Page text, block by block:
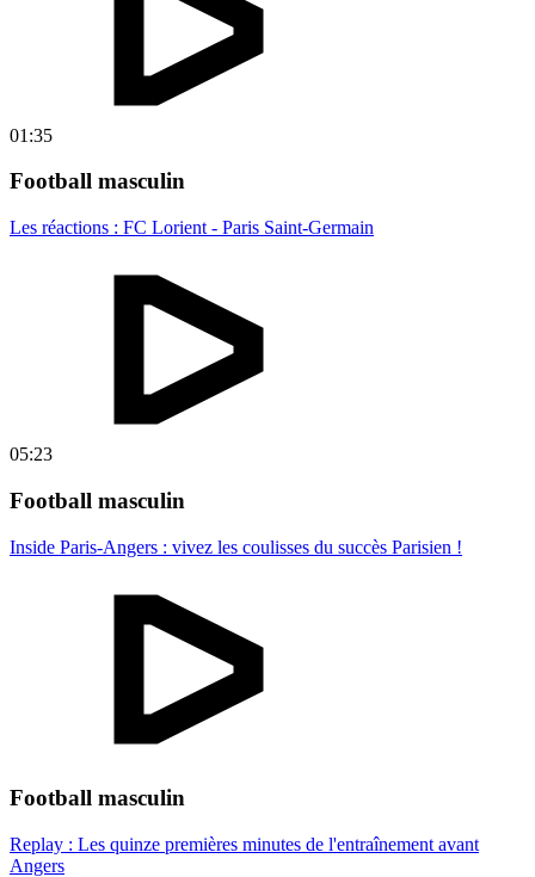
01:35
Football masculin
Les réactions : FC Lorient - Paris Saint-Germain
05:23
Football masculin
Inside Paris-Angers : vivez les coulisses du succès Parisien !
Football masculin
Replay : Les quinze premières minutes de l'entraînement avant
Angers